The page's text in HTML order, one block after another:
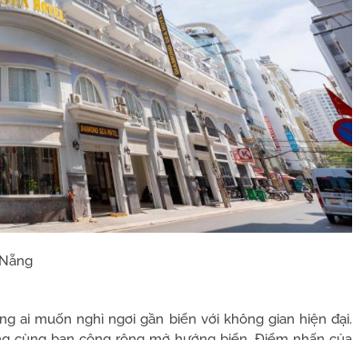
ai muốn nghỉ ngơi gần biển với không gian hiện đại.